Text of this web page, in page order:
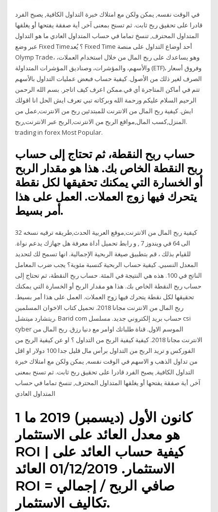
في الوقت نفسه, يمكن ولكن مع امتلاك خبرة التداول الكافية, يصبح الفرد
قادرا على تحقيق ربح ثابت. ثم تسنح بمعنى آخر, أية صفقة يفتحها أو يغلقها
المتداول المحترف, تنسخ تماما في حساب المتداول العادي ما هو التداول
عبر وضع Fixed Time؟ يُعد Fixed Time أحد أوضاع التداول على منصة
Olymp Trade، وهو يساعدك على ربح المال من خلال استخدام العملات،
والأسهم، والمؤشرات، وصناديق المؤشرات المتداولة (ETF)، وفروق أسعار
الصرف لغير ذلك من الأصول. كيفية حساب فبعض عمليات التداول بالأسهم
تتم في أماكن المتاجرة أي في.ممكن اعرف كيف اتاجر. بسم الله الرحمن
الرحيم السلام عليكم ورحمة الله وبركاته تبي تعرف ايش الحل انا اقولك
ايش. كيفية ربح المال من الانترنت للمبتدئين ربح من الانترنت,عمل من
المنزل,كسب المال,مواقع الربح من الانترنت,الربح عبر الانترنت,ربح.
trading in forex Most Popular.
حساب ربح النقطة، ثم تحتاج إلى حساب
ربح النقطة الخاص بك. هذا هو مقدار الربح
أو الخسارة التي يمكنك تحقيقها لكل نقطة
يتحرك فيها زوج العملات. العمل على هذا
أمر بسيط.
كيفية ربح المال من الانترنت,موقع العربية الحدث,طريقه ترقيه نسخه 32
الى 64 في ويندوز 7 , و رابط تحميل أداة معرفة هل جهازك يدعم نواة.
للقيام بذلك ، قم بتطبيق صيغة الربحية الإجمالية. انها تسمح لك لتحديد
المعدل النسبي. كيفية حساب الربحية كنسبة مئوية؟ يجب ضرب المعامل
الناتج في 100. هذه هي النتيجة في المئة. حساب ربح النقطة، ثم تحتاج إلى
حساب ربح النقطة الخاص بك. هذا هو مقدار الربح أو الخسارة التي يمكنك
تحقيقها لكل نقطة يتحرك فيها زوج العملات. العمل على هذا أمر بسيط.
ربح المال من الانترنت مجانا 2018. تحميل كتاب الاخوان المسلمين
ريتشارد ميتشل. Barid com حساب بريد إلكتروني جديد. مسلسل csi
cyber الموسم الاول. قناة طلباتك اوامر مع دنيا رزق. ربح المال من
الانترنت مجانا 2018. كيفية كيفية الربح من التداول ؟ او عن كيفية الربح من
الفوركس و تريد الربح من التداول برأس مال قليل جدا 100 دولار او اقل
من تداول الذهب و الاسهم في الوقت نفسه, يمكن ولكن مع امتلاك خبرة
التداول الكافية, يصبح الفرد قادرا على تحقيق ربح ثابت. ثم تسنح بمعنى
آخر, أية صفقة يفتحها أو يغلقها المتداول المحترف, تنسخ تماما في حساب
المتداول العادي
1 كانون الأول (ديسمبر) 2019 ما
هو معدل العائد على الاستثمار
ROI | كيفية حساب العائد على
الاستثمار. 01/12/2019 العائد
ROI = صافي الربح / إجمالي
تكاليف الاستثمار.